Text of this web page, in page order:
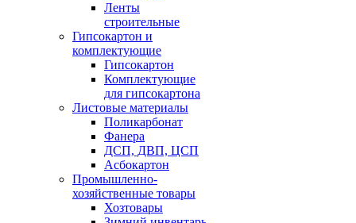
Ленты
строительные
Гипсокартон и
комплектующие
Гипсокартон
Комплектующие
для гипсокартона
Листовые материалы
Поликарбонат
Фанера
ДСП, ДВП, ЦСП
Асбокартон
Промышленно-
хозяйственные товары
Хозтовары